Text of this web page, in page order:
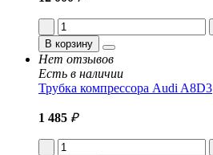
В корзину
Нет отзывов
Есть в наличии
Трубка компрессора Audi A8D3
1 485 ₽